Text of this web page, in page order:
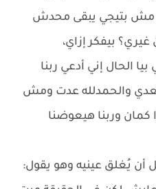
مش بتيجي يبقى محدش
بيفكر إزاي،
الحال إني أدعي ربنا
والحمدلله عدت ومش
كمان وربنا هيعوضنا
يُغلق عينيه وهو يقول: